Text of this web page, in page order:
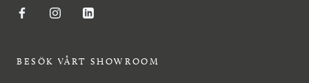
BESÖK VÅRT SHOWROOM